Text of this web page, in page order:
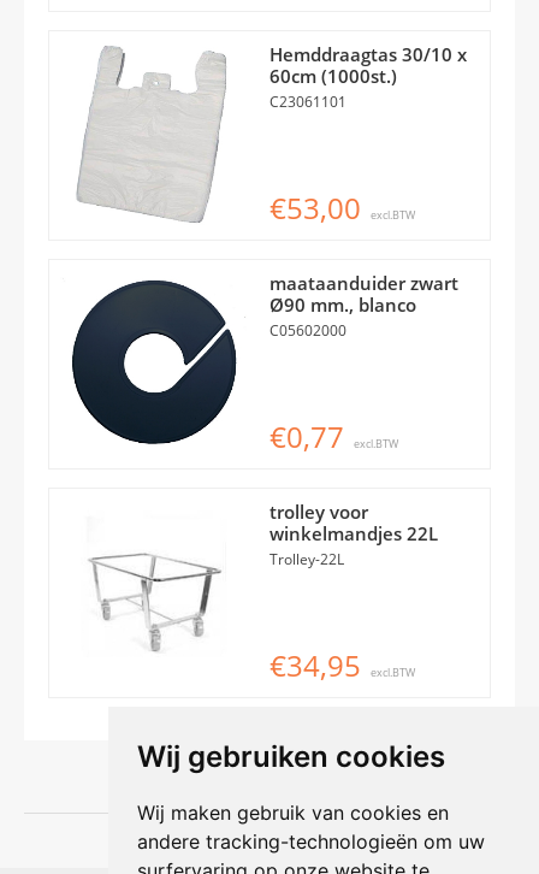
Wij gebruiken cookies
Wij maken gebruik van cookies en
andere tracking-technologieën om uw
Hemddraagtas 30/10 x
60cm (1000st.)
C23061101
€53,00 excl.BTW
maataanduider zwart
Ø90 mm., blanco
C05602000
€0,77 excl.BTW
trolley voor
winkelmandjes 22L
Trolley-22L
€34,95 excl.BTW